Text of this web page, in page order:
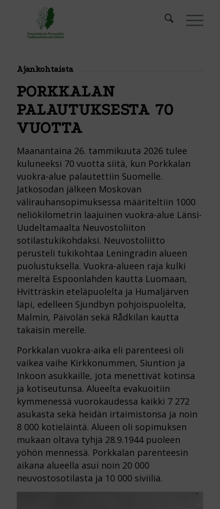
Ajankohtaista
PORKKALAN
PALAUTUKSESTA 70
VUOTTA
Maanantaina 26. tammikuuta 2026 tulee
kuluneeksi 70 vuotta siitä, kun Porkkalan
vuokra-alue palautettiin Suomelle.
Jatkosodan jälkeen Moskovan
välirauhansopimuksessa määriteltiin 1000
neliökilometrin laajuinen vuokra-alue Länsi-
Uudeltamaalta Neuvostoliiton
sotilastukikohdaksi. Neuvostoliitto
perusteli tukikohtaa Leningradin alueen
puolustuksella. Vuokra-alueen raja kulki
mereltä Espoonlahden kautta Luomaan,
Hvitträskin eteläpuolelta ja Humaljärven
läpi, edelleen Sjundbyn pohjoispuolelta,
Malmin, Päivölän sekä Rådkilan kautta
takaisin merelle.
Porkkalan vuokra-aika eli parenteesi oli
vaikea vaihe Kirkkonummen, Siuntion ja
Inkoon asukkaille, jota menettivät kotinsa
ja kotiseutunsa. Alueelta evakuoitiin
kymmenessä vuorokaudessa kaikki 7 272
asukasta sekä heidän irtaimistonsa ja noin
8 000 kotieläintä. Alueen oli sopimuksen
mukaan oltava tyhjä 28.9.1944 puoleen
yöhön mennessä. Porkkalan parenteesin
aikana alueella asui noin 20 000
neuvostosotilasta ja 10 000 siviiliä.